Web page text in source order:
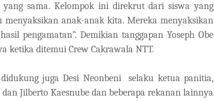
sama. Kelompok ini direkrut dari siswa yang
anak-anak kita. Mereka menyaksikan
pengamatan”. Demikian tanggapan Yoseph Obe
ketika ditemui Crew Cakrawala NTT.
juga Desi Neonbeni
selaku ketua panitia,
Jilberto Kaesnube dan beberapa rekanan lainnya